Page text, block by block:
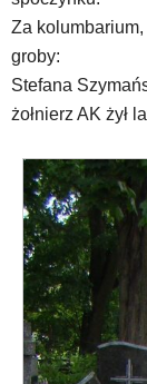
Za
groby:
Stefana
żołnierz AK żył